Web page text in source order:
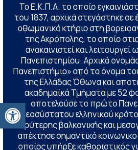
Ανοίξτε τη γραμμή εργαλείων
Το Ε.Κ.Π.Α. το οποίο
του 1837, αρχικά στεγάστηκε σε
οθωμανικό κτήριο στη
της Ακρόπολης, το οποίο
ανακαινιστεί και
Πανεπιστημίου. Αρχικά
Πανεπιστήμιο» από το όνομα
της Ελλάδας Όθωνα και
ακαδημαϊκά Τμήματα με 52
αποτελούσε το πρώτο
νεοσύστατου ελληνικού
ευρύτερης βαλκανικής και
απέκτησε σημαντικό
οποίος υπήρξε καθοριστικός